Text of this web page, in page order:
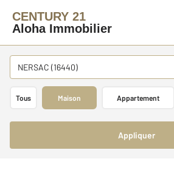
CENTURY 21
Aloha Immobilier
NERSAC (16440)
Tous Maison Appartement
Appliquer